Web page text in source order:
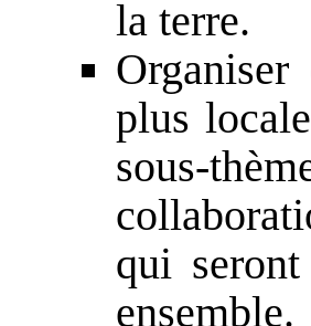
la terre.
plus
sous-
qui seront
ensemble.